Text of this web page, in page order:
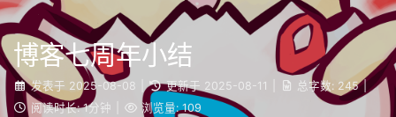
博客七周年小结
发表于 2025-08-08 更新于 2025-08-11 总字数: 245 |
阅读时长: 1分钟 浏览量: 109